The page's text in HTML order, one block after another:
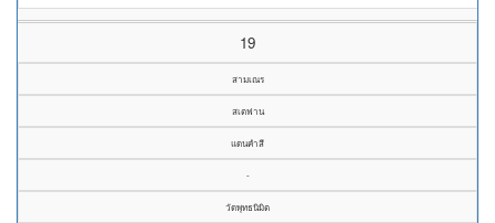
19
สามเณร
สเตฟาน
แดนคำสี
-
วัดพุทธนิมิต